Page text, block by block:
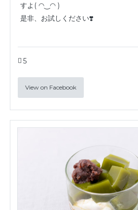
すよ( ◠‿◠ )
是非、お試しください❣️
5
View on Facebook